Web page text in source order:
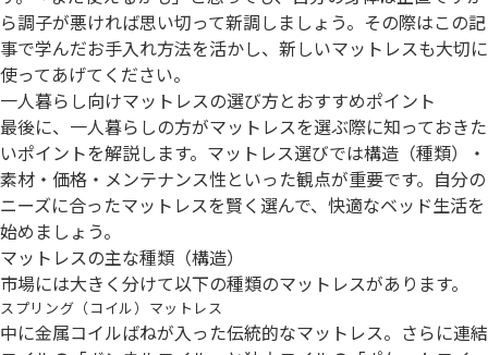
ら調子が悪ければ思い切って新調しましょう。その際はこの記
事で学んだお手入れ方法を活かし、新しいマットレスも大切に
使ってあげてください。
一人暮らし向けマットレスの選び方とおすすめポイント
最後に、一人暮らしの方がマットレスを選ぶ際に知っておきた
いポイントを解説します。マットレス選びでは構造（種類）・
素材・価格・メンテナンス性といった観点が重要です。自分の
ニーズに合ったマットレスを賢く選んで、快適なベッド生活を
始めましょう。
マットレスの主な種類（構造）
市場には大きく分けて以下の種類のマットレスがあります。
スプリング（コイル）マットレス
中に金属コイルばねが入った伝統的なマットレス。さらに連結